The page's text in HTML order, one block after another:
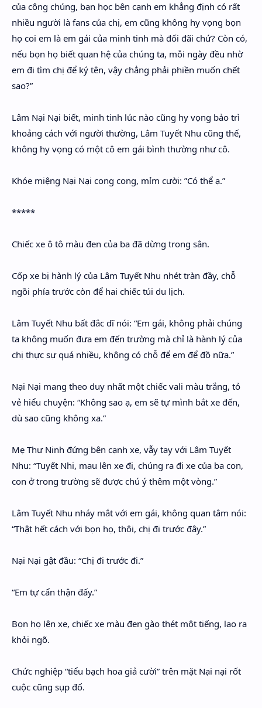
của công chúng, bạn học bên cạnh em khẳng định có rất
nhiều người là fans của chị, em cũng không hy vọng bọn
họ coi em là em gái của minh tinh mà đối đãi chứ? Còn có,
nếu bọn họ biết quan hệ của chúng ta, mỗi ngày đều nhờ
em đi tìm chị để ký tên, vậy chẳng phải phiền muốn chết
sao?”
Lâm Nại Nại biết, minh tinh lúc nào cũng hy vọng bảo trì
khoảng cách với người thường, Lâm Tuyết Nhu cũng thế,
không hy vọng có một cô em gái bình thường như cô.
Khóe miệng Nại Nại cong cong, mỉm cười: ”Có thể ạ.”
*****
Chiếc xe ô tô màu đen của ba đã dừng trong sân.
Cốp xe bị hành lý của Lâm Tuyết Nhu nhét tràn đầy, chỗ
ngồi phía trước còn để hai chiếc túi du lịch.
Lâm Tuyết Nhu bất đắc dĩ nói: “Em gái, không phải chúng
ta không muốn đưa em đến trường mà chỉ là hành lý của
chị thực sự quá nhiều, không có chỗ để em để đồ nữa.”
Nại Nại mang theo duy nhất một chiếc vali màu trắng, tỏ
vẻ hiểu chuyện: “Không sao ạ, em sẽ tự mình bắt xe đến,
dù sao cũng không xa.”
Mẹ Thư Ninh đứng bên cạnh xe, vẫy tay với Lâm Tuyết
Nhu: “Tuyết Nhi, mau lên xe đi, chúng ra đi xe của ba con,
con ở trong trường sẽ được chú ý thêm một vòng.”
Lâm Tuyết Nhu nháy mắt với em gái, không quan tâm nói:
“Thật hết cách với bọn họ, thôi, chị đi trước đây.”
Nại Nại gật đầu: “Chị đi trước đi.”
“Em tự cẩn thận đấy.”
Bọn họ lên xe, chiếc xe màu đen gào thét một tiếng, lao ra
khỏi ngõ.
Chức nghiệp “tiểu bạch hoa giả cười” trên mặt Nại nại rốt
cuộc cũng sụp đổ.